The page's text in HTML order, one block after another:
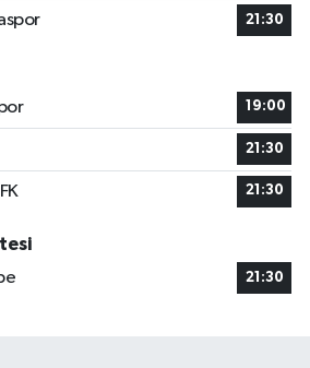
21:30
19:00
21:30
21:30
21:30